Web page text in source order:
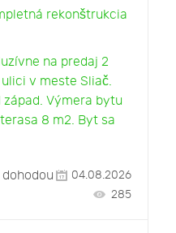
rekonštrukcia
na predaj 2
v meste Sliač.
Výmera bytu
8 m2. Byt sa
dohodou
04.08.2026
285